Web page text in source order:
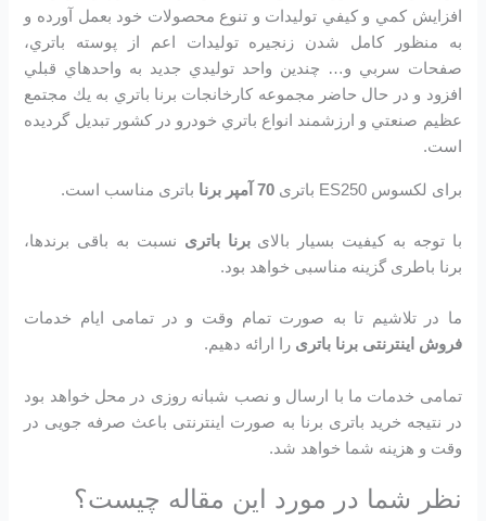
افزايش كمي و كيفي توليدات و تنوع محصولات خود بعمل آورده و
به منظور كامل شدن زنجيره توليدات اعم از پوسته باتري،
صفحات سربي و… چندين واحد توليدي جديد به واحدهاي قبلي
افزود و در حال حاضر مجموعه كارخانجات برنا باتري به يك مجتمع
عظيم صنعتي و ارزشمند انواع باتري خودرو در کشور تبديل گرديده
است.
برای لکسوس ES250 باتری 70 آمپر برنا باتری مناسب است.
با توجه به کیفیت بسیار بالایبرنا باتری نسبت به باقی برندها،
برنا باطری گزینه مناسبی خواهد بود.
ما در تلاشیم تا به صورت تمام وقت و در تمامی ایام خدمات
فروش اینترنتی برنا باتری را ارائه دهیم.
تمامی خدمات ما با ارسال و نصب شبانه روزی در محل خواهد بود
در نتیجه خرید باتری برنا به صورت اینترنتی باعث صرفه جویی در
وقت و هزینه شما خواهد شد.
نظر شما در مورد این مقاله چیست؟